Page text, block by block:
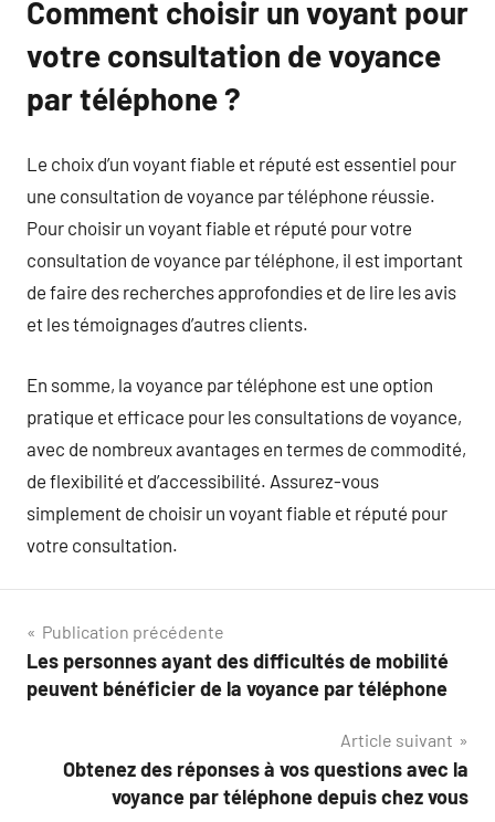
Comment choisir un voyant pour
votre consultation de voyance
par téléphone ?
Le choix d’un voyant fiable et réputé est essentiel pour
une consultation de voyance par téléphone réussie.
Pour choisir un voyant fiable et réputé pour votre
consultation de voyance par téléphone, il est important
de faire des recherches approfondies et de lire les avis
et les témoignages d’autres clients.
En somme, la voyance par téléphone est une option
pratique et efficace pour les consultations de voyance,
avec de nombreux avantages en termes de commodité,
de flexibilité et d’accessibilité. Assurez-vous
simplement de choisir un voyant fiable et réputé pour
votre consultation.
Navigation
de
Publication précédente
Les personnes ayant des difficultés de mobilité
peuvent bénéficier de la voyance par téléphone
Article suivant
Obtenez des réponses à vos questions avec la
voyance par téléphone depuis chez vous